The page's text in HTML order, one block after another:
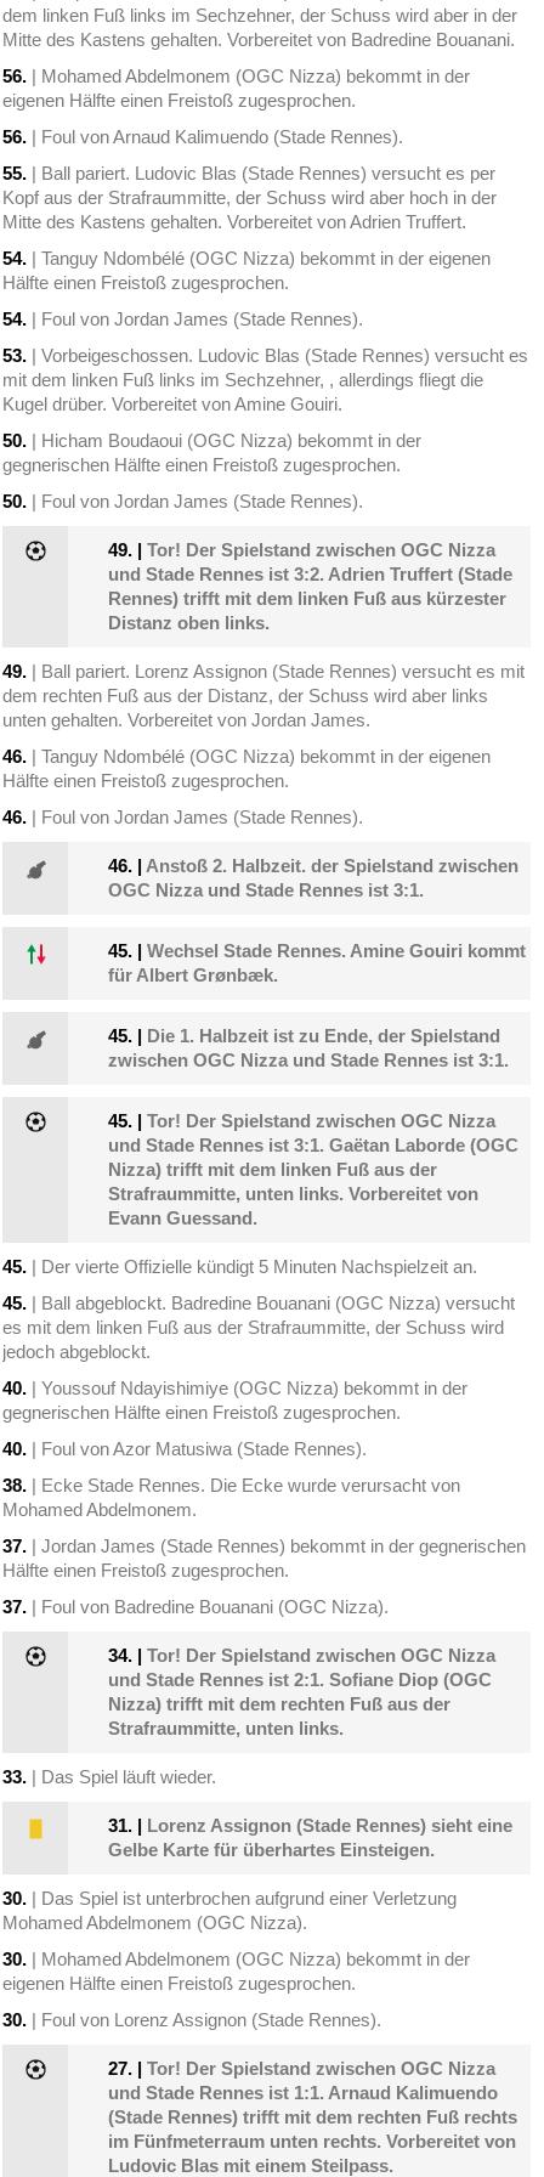
dem linken Fuß links im Sechzehner, der Schuss wird aber in der
Mitte des Kastens gehalten. Vorbereitet von Badredine Bouanani.
56. | Mohamed Abdelmonem (OGC Nizza) bekommt in der
eigenen Hälfte einen Freistoß zugesprochen.
56. | Foul von Arnaud Kalimuendo (Stade Rennes).
55. | Ball pariert. Ludovic Blas (Stade Rennes) versucht es per
Kopf aus der Strafraummitte, der Schuss wird aber hoch in der
Mitte des Kastens gehalten. Vorbereitet von Adrien Truffert.
54. | Tanguy Ndombélé (OGC Nizza) bekommt in der eigenen
Hälfte einen Freistoß zugesprochen.
54. | Foul von Jordan James (Stade Rennes).
53. | Vorbeigeschossen. Ludovic Blas (Stade Rennes) versucht es
mit dem linken Fuß links im Sechzehner, , allerdings fliegt die
Kugel drüber. Vorbereitet von Amine Gouiri.
50. | Hicham Boudaoui (OGC Nizza) bekommt in der
gegnerischen Hälfte einen Freistoß zugesprochen.
50. | Foul von Jordan James (Stade Rennes).
49. |Tor! Der Spielstand zwischen OGC Nizza
und Stade Rennes ist 3:2. Adrien Truffert (Stade
Rennes) trifft mit dem linken Fuß aus kürzester
Distanz oben links.
49. | Ball pariert. Lorenz Assignon (Stade Rennes) versucht es mit
dem rechten Fuß aus der Distanz, der Schuss wird aber links
unten gehalten. Vorbereitet von Jordan James.
46. | Tanguy Ndombélé (OGC Nizza) bekommt in der eigenen
Hälfte einen Freistoß zugesprochen.
46. | Foul von Jordan James (Stade Rennes).
46. | Anstoß 2. Halbzeit. der Spielstand zwischen
OGC Nizza und Stade Rennes ist 3:1.
45. |Wechsel Stade Rennes. Amine Gouiri kommt
für Albert Grønbæk.
45. | Die 1. Halbzeit ist zu Ende, der Spielstand
zwischen OGC Nizza und Stade Rennes ist 3:1.
45. |Tor! Der Spielstand zwischen OGC Nizza
und Stade Rennes ist 3:1. Gaëtan Laborde (OGC
Nizza) trifft mit dem linken Fuß aus der
Strafraummitte, unten links. Vorbereitet von
Evann Guessand.
45. | Der vierte Offizielle kündigt 5 Minuten Nachspielzeit an.
45. | Ball abgeblockt. Badredine Bouanani (OGC Nizza) versucht
es mit dem linken Fuß aus der Strafraummitte, der Schuss wird
jedoch abgeblockt.
40. | Youssouf Ndayishimiye (OGC Nizza) bekommt in der
gegnerischen Hälfte einen Freistoß zugesprochen.
40. | Foul von Azor Matusiwa (Stade Rennes).
38. | Ecke Stade Rennes. Die Ecke wurde verursacht von
Mohamed Abdelmonem.
37. | Jordan James (Stade Rennes) bekommt in der gegnerischen
Hälfte einen Freistoß zugesprochen.
37. | Foul von Badredine Bouanani (OGC Nizza).
34. |Tor! Der Spielstand zwischen OGC Nizza
und Stade Rennes ist 2:1. Sofiane Diop (OGC
Nizza) trifft mit dem rechten Fuß aus der
Strafraummitte, unten links.
33. | Das Spiel läuft wieder.
31. | Lorenz Assignon (Stade Rennes) sieht eine
Gelbe Karte für überhartes Einsteigen.
30. | Das Spiel ist unterbrochen aufgrund einer Verletzung
Mohamed Abdelmonem (OGC Nizza).
30. | Mohamed Abdelmonem (OGC Nizza) bekommt in der
eigenen Hälfte einen Freistoß zugesprochen.
30. | Foul von Lorenz Assignon (Stade Rennes).
27. |Tor! Der Spielstand zwischen OGC Nizza
und Stade Rennes ist 1:1. Arnaud Kalimuendo
(Stade Rennes) trifft mit dem rechten Fuß rechts
im Fünfmeterraum unten rechts. Vorbereitet von
Ludovic Blas mit einem Steilpass.